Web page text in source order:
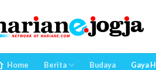
Home Berita Budaya Gaya